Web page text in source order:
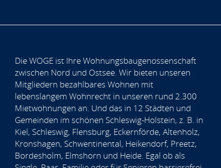
Die WOGE ist Ihre Wohnungsbaugenossenschaft
zwischen Nord und Ostsee. Wir bieten unseren
Mitgliedern bezahlbares Wohnen mit
lebenslangem Wohnrecht in unseren rund 2.300
Mietwohnungen an. Und das in 12 Städten und
Gemeinden im schönen Schleswig-Holstein, z. B. in
Kiel, Schleswig, Flensburg, Eckernförde, Altenholz,
Kronshagen, Schwentinental, Heikendorf, Preetz,
Bordesholm, Elmshorn und Heide. Egal ob als